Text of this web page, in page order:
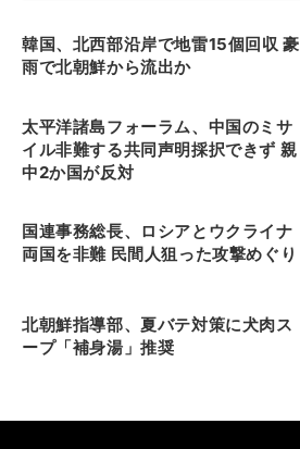
韓国、北西部沿岸で地雷15個回収 豪
雨で北朝鮮から流出か
太平洋諸島フォーラム、中国のミサ
イル非難する共同声明採択できず 親
中2か国が反対
国連事務総長、ロシアとウクライナ
両国を非難 民間人狙った攻撃めぐり
北朝鮮指導部、夏バテ対策に犬肉ス
ープ「補身湯」推奨